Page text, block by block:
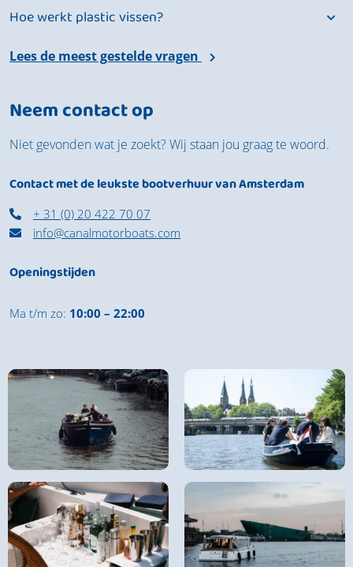
Hoe werkt plastic vissen?
Lees de meest gestelde vragen
Neem contact op
Niet gevonden wat je zoekt? Wij staan jou graag te woord.
Contact met de leukste bootverhuur van Amsterdam
+ 31 (0) 20 422 70 07
info@canalmotorboats.com
Openingstijden
Ma t/m zo: 10:00 – 22:00